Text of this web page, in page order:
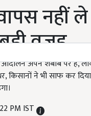
नहीं
वजह
आंदोलन अपने शबाब पर है,
किसानों ने भी साफ कर
PM IST